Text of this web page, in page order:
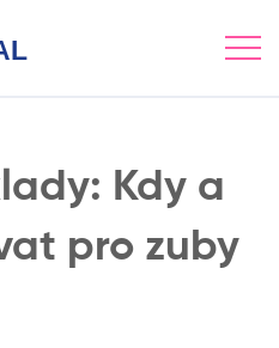
Kdy a
pro zuby